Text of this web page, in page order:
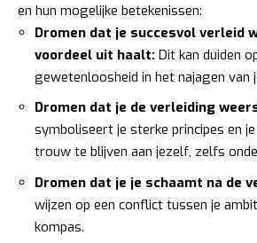
en hun mogelijke betekenissen:
Dromen dat je succesvol verleid
voordeel uit haalt: Dit kan duiden
gewetenloosheid in het najagen van
Dromen dat je de verleiding
symboliseert je sterke principes en
trouw te blijven aan jezelf, zelfs
Dromen dat je je schaamt na de
wijzen op een conflict tussen je
kompas.